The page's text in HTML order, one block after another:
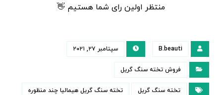
منتظر اولین رای شما هستیم 👋
B.beauti سپتامبر ۲۷, ۲۰۲۱
فروش تخته سنگ گریل
تخته سنگ گریل تخته سنگ گریل هیمالیا چند منظوره